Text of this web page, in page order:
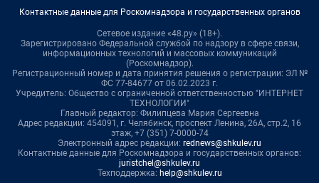
Контактные данные для Роскомнадзора и государственных органов
Сетевое издание «48.ру» (18+).
Зарегистрировано Федеральной службой по надзору в сфере связи,
информационных технологий и массовых коммуникаций
(Роскомнадзор).
Регистрационный номер и дата принятия решения о регистрации: ЭЛ №
ФС 77-84677 от 06.02.2023 г.
Учредитель: Общество с ограниченной ответственностью "ИНТЕРНЕТ
ТЕХНОЛОГИИ"
Главный редактор: Филипцева Мария Сергеевна
Адрес редакции: 454091, г. Челябинск, проспект Ленина, 26А, стр.2, 16
этаж, +7 (351) 7-0000-74
Электронный адрес редакции: rednews@shkulev.ru
Контактные данные для Роскомнадзора и государственных органов:
juristchel@shkulev.ru
Техподдержка: help@shkulev.ru